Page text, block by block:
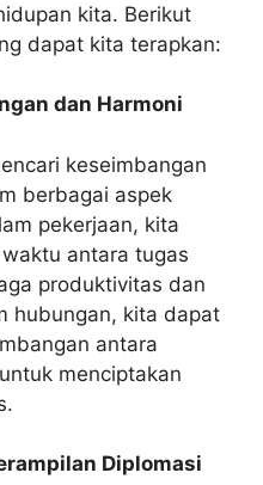
kita. Berikut
dapat kita terapkan:
dan Harmoni
keseimbangan
berbagai aspek
pekerjaan, kita
antara tugas
produktivitas dan
hubungan, kita dapat
antara
menciptakan
Diplomasi